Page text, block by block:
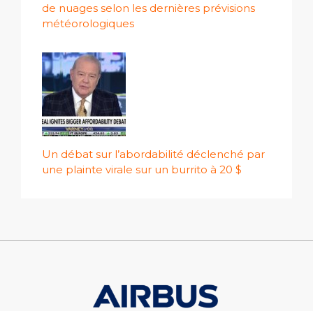
de nuages ​​selon les dernières prévisions
météorologiques
Un débat sur l’abordabilité déclenché par
une plainte virale sur un burrito à 20 $